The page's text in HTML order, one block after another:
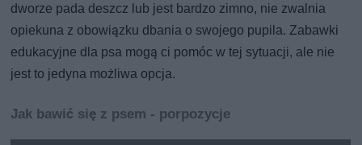
dworze pada deszcz lub jest bardzo zimno, nie zwalnia
opiekuna z obowiązku dbania o swojego pupila. Zabawki
edukacyjne dla psa mogą ci pomóc w tej sytuacji, ale nie
jest to jedyna możliwa opcja.
Jak bawić się z psem - porpozycje